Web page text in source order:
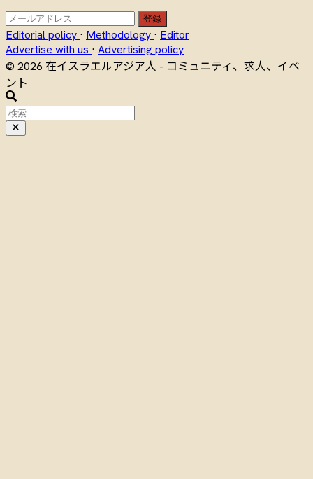
登録
Editorial policy · Methodology · Editor
Advertise with us · Advertising policy
© 2026 在イスラエルアジア人 - コミュニティ、求人、イベ
ント